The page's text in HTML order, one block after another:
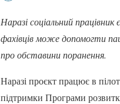
Наразі соціальний
фахівців може допомогти
про обставини поранення.
Наразі проєкт працює в
підтримки Програми